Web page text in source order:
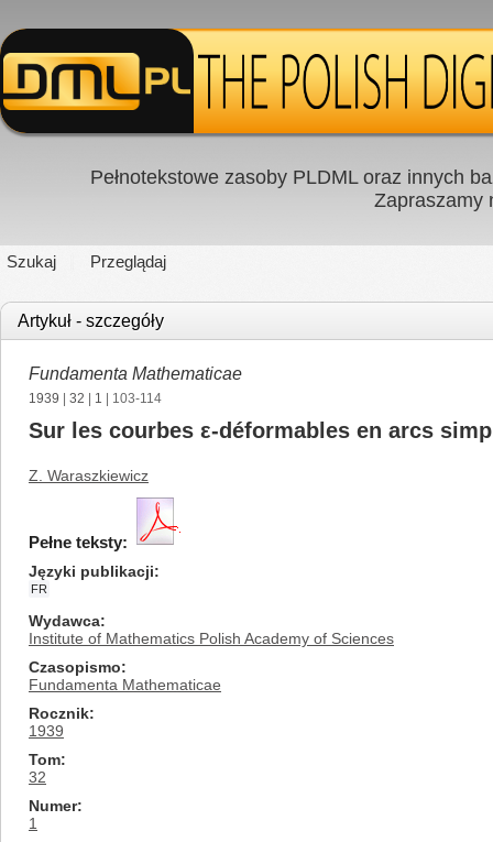
Pełnotekstowe zasoby PLDML oraz innych
Zapraszamy
Szukaj Przeglądaj
Artykuł - szczegóły
Fundamenta Mathematicae
1939 32 1 | 103-114
Sur les courbes ε-déformables en arcs
Z. Waraszkiewicz
Pełne teksty:
Języki publikacji
FR
Wydawca
Institute of Mathematics Polish Academy of Sciences
Czasopismo
Fundamenta Mathematicae
Rocznik
1939
Tom
32
Numer
1